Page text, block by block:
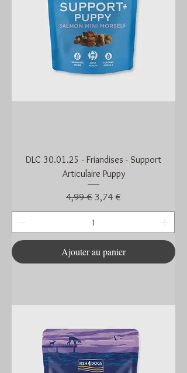
DLC 30.01.25 - Friandises - Support
Articulaire Puppy
Prix original
4,99 € Prix promotionnel
3,74 €
Ajouter au panier